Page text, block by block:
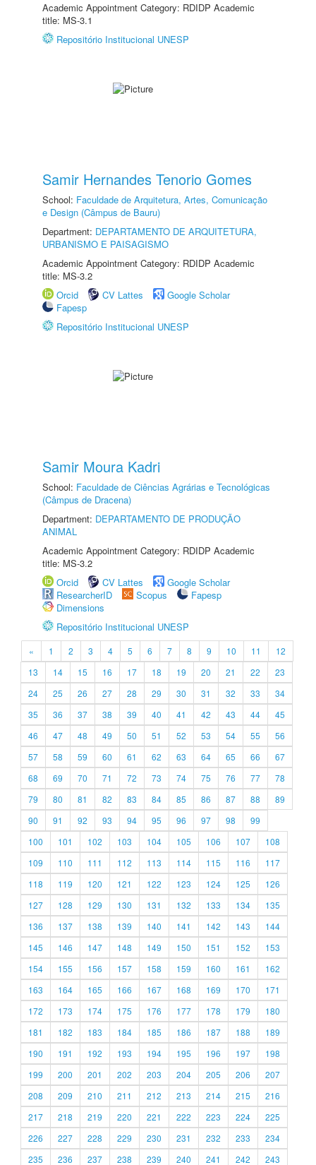
Academic Appointment Category: RDIDP Academic
title: MS-3.1
Repositório Institucional UNESP
Samir Hernandes Tenorio Gomes
School: Faculdade de Arquitetura, Artes, Comunicação
e Design (Câmpus de Bauru)
Department: DEPARTAMENTO DE ARQUITETURA,
URBANISMO E PAISAGISMO
Academic Appointment Category: RDIDP Academic
title: MS-3.2
Orcid
CV Lattes
Google Scholar
Fapesp
Repositório Institucional UNESP
Samir Moura Kadri
School: Faculdade de Ciências Agrárias e Tecnológicas
(Câmpus de Dracena)
Department: DEPARTAMENTO DE PRODUÇÃO
ANIMAL
Academic Appointment Category: RDIDP Academic
title: MS-3.2
Orcid
CV Lattes
Google Scholar
ResearcherID
Scopus
Fapesp
Dimensions
Repositório Institucional UNESP
« 1 2 3 4 5 6 7 8 9 10 11
12
13
14 15 16 17 18 19 20 21 22
23
24
25 26 27 28 29 30 31 32 33
34
35
36 37 38 39 40 41 42 43 44
45
46
47 48 49 50 51 52 53 54 55
56
57
58 59 60 61 62 63 64 65 66
67
68
69 70 71 72 73 74 75 76 77
78
79
80 81 82 83 84 85 86 87 88
89
90
91 92 93 94 95 96 97 98
99
100
101 102 103 104 105 106 107
108
109
110 111 112 113 114 115 116
117
118
119 120 121 122 123 124 125
126
127
128 129 130 131 132 133 134
135
136
137 138 139 140 141 142 143
144
145
146 147 148 149 150 151 152
153
154
155 156 157 158 159 160 161
162
163
164 165 166 167 168 169 170
171
172
173 174 175 176 177 178 179
180
181
182 183 184 185 186 187 188
189
190
191 192 193 194 195 196 197
198
199
200 201 202 203 204 205 206
207
208
209 210 211 212 213 214 215
216
217
218 219 220 221 222 223 224
225
226
227 228 229 230 231 232 233
234
235
236 237 238 239 240 241 242 243